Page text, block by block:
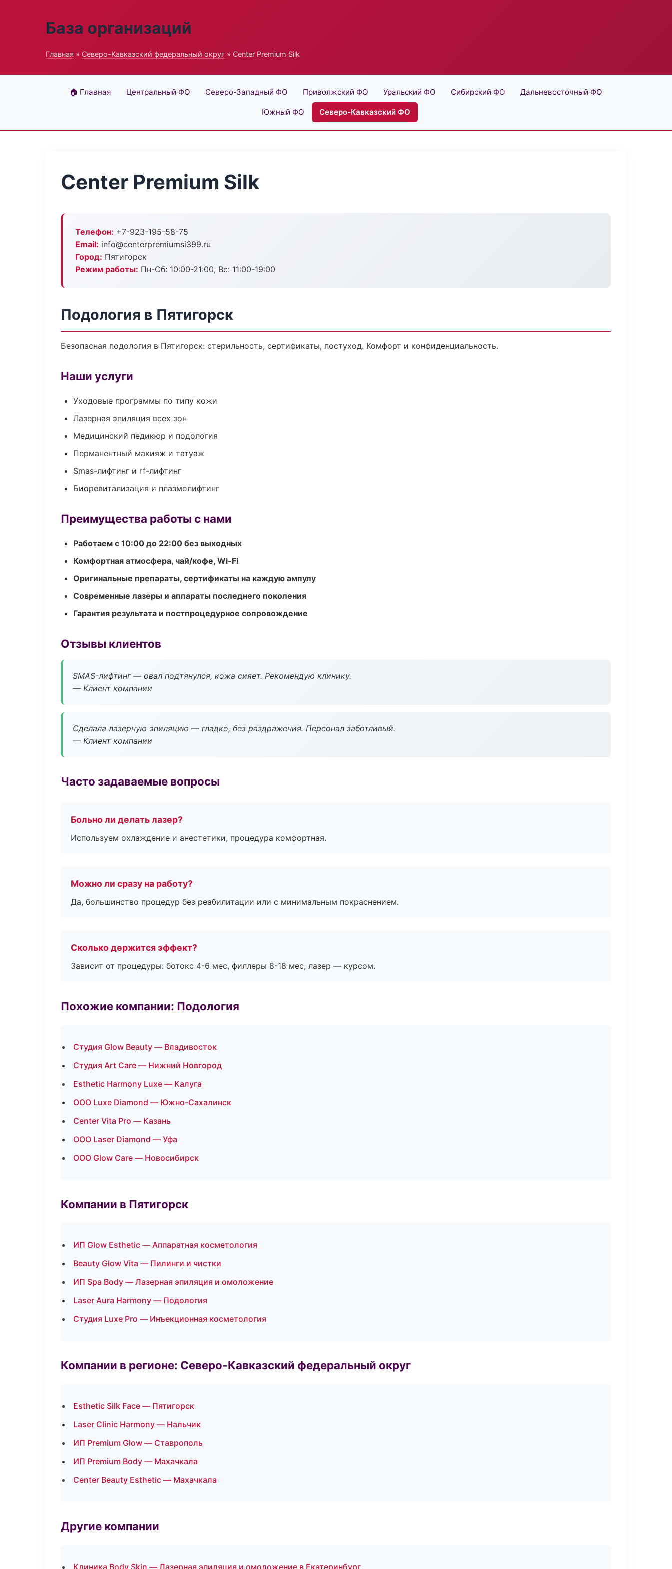
База организаций
Главная » Северо-Кавказский федеральный округ » Center Premium Silk
🏠 Главная Центральный ФО Северо-Западный ФО Приволжский ФО Уральский ФО Сибирский ФО Дальневосточный ФО
Южный ФО Северо-Кавказский ФО
Center Premium Silk
Телефон: +7-923-195-58-75
Email: info@centerpremiumsi399.ru
Город: Пятигорск
Режим работы: Пн-Сб: 10:00-21:00, Вс: 11:00-19:00
Подология в Пятигорск
Безопасная подология в Пятигорск: стерильность, сертификаты, постуход. Комфорт и конфиденциальность.
Наши услуги
Уходовые программы по типу кожи
Лазерная эпиляция всех зон
Медицинский педикюр и подология
Перманентный макияж и татуаж
Smas-лифтинг и rf-лифтинг
Биоревитализация и плазмолифтинг
Преимущества работы с нами
Работаем с 10:00 до 22:00 без выходных
Комфортная атмосфера, чай/кофе, Wi-Fi
Оригинальные препараты, сертификаты на каждую ампулу
Современные лазеры и аппараты последнего поколения
Гарантия результата и постпроцедурное сопровождение
Отзывы клиентов
SMAS-лифтинг — овал подтянулся, кожа сияет. Рекомендую клинику.
— Клиент компании
Сделала лазерную эпиляцию — гладко, без раздражения. Персонал заботливый.
— Клиент компании
Часто задаваемые вопросы
Больно ли делать лазер?
Используем охлаждение и анестетики, процедура комфортная.
Можно ли сразу на работу?
Да, большинство процедур без реабилитации или с минимальным покраснением.
Сколько держится эффект?
Зависит от процедуры: ботокс 4-6 мес, филлеры 8-18 мес, лазер — курсом.
Похожие компании: Подология
Студия Glow Beauty — Владивосток
Студия Art Care — Нижний Новгород
Esthetic Harmony Luxe — Калуга
ООО Luxe Diamond — Южно-Сахалинск
Center Vita Pro — Казань
ООО Laser Diamond — Уфа
ООО Glow Care — Новосибирск
Компании в Пятигорск
ИП Glow Esthetic — Аппаратная косметология
Beauty Glow Vita — Пилинги и чистки
ИП Spa Body — Лазерная эпиляция и омоложение
Laser Aura Harmony — Подология
Студия Luxe Pro — Инъекционная косметология
Компании в регионе: Северо-Кавказский федеральный округ
Esthetic Silk Face — Пятигорск
Laser Clinic Harmony — Нальчик
ИП Premium Glow — Ставрополь
ИП Premium Body — Махачкала
Center Beauty Esthetic — Махачкала
Другие компании
Клиника Body Skin — Лазерная эпиляция и омоложение в Екатеринбург